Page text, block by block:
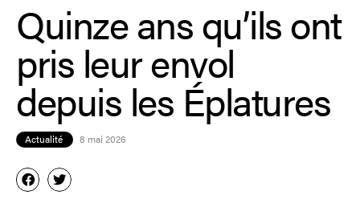
Quinze ans qu’ils ont
pris leur envol
depuis les Éplatures
Actualité 8 mai 2026